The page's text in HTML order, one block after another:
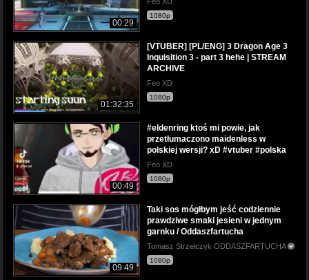
00:29
1080p
01:32:35
[VTUBER] [PL/ENG] 3 Dragon Age 3
Inquisition 3 - part 3 hehe | STREAM
ARCHIVE
Feo XD
1080p
00:49
#eldenring ktoś mi powie, jak
przetłumaczono maidenless w
polskiej wersji? xD #vtuber #polska
Feo XD
1080p
09:49
Taki sos mógłbym jeść codziennie
prawdziwe smaki jesieni w jednym
garnku / Oddaszfartucha
Tomasz Strzelczyk ODDASZFARTUCHA
1080p